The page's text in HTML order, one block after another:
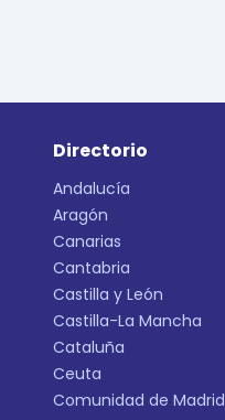
Directorio
Andalucía
Aragón
Canarias
Cantabria
Castilla y León
Castilla-La Mancha
Cataluña
Ceuta
Comunidad de Madrid